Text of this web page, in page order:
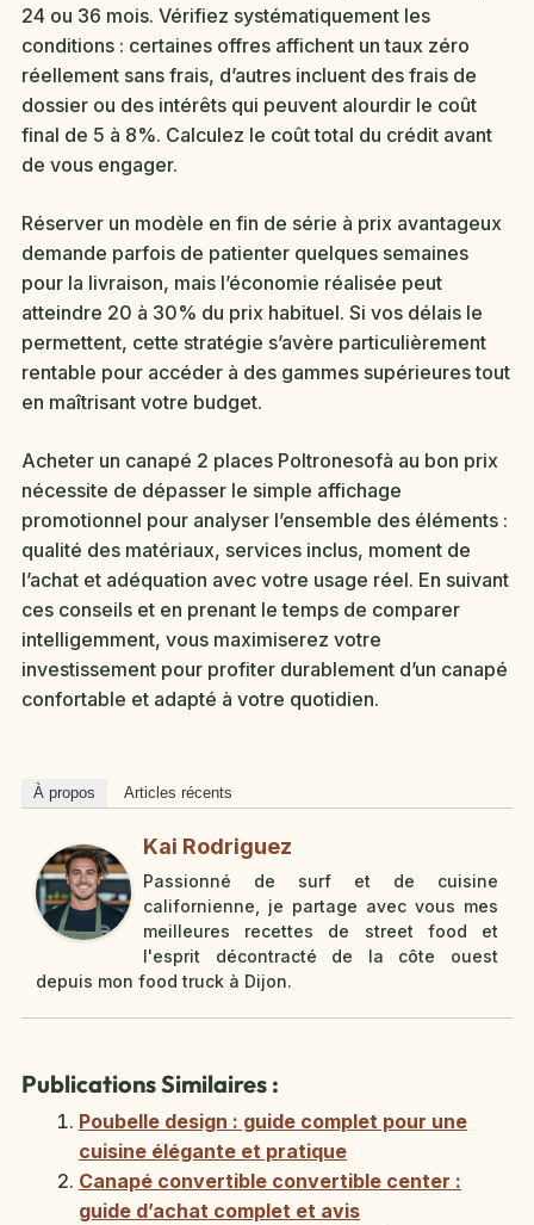
24 ou 36 mois. Vérifiez systématiquement les
conditions : certaines offres affichent un taux zéro
réellement sans frais, d’autres incluent des frais de
dossier ou des intérêts qui peuvent alourdir le coût
final de 5 à 8%. Calculez le coût total du crédit avant
de vous engager.
Réserver un modèle en fin de série à prix avantageux
demande parfois de patienter quelques semaines
pour la livraison, mais l’économie réalisée peut
atteindre 20 à 30% du prix habituel. Si vos délais le
permettent, cette stratégie s’avère particulièrement
rentable pour accéder à des gammes supérieures tout
en maîtrisant votre budget.
Acheter un canapé 2 places Poltronesofà au bon prix
nécessite de dépasser le simple affichage
promotionnel pour analyser l’ensemble des éléments :
qualité des matériaux, services inclus, moment de
l’achat et adéquation avec votre usage réel. En suivant
ces conseils et en prenant le temps de comparer
intelligemment, vous maximiserez votre
investissement pour profiter durablement d’un canapé
confortable et adapté à votre quotidien.
À propos Articles récents
Kai Rodriguez
Passionné de surf et de cuisine
californienne, je partage avec vous mes
meilleures recettes de street food et
l'esprit décontracté de la côte ouest
depuis mon food truck à Dijon.
Publications Similaires :
Poubelle design : guide complet pour une
cuisine élégante et pratique
Canapé convertible convertible center :
guide d’achat complet et avis